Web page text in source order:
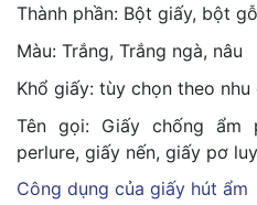
Thành phần: Bột giấy, bột gỗ
Màu: Trắng, Trắng ngà, nâu
Khổ giấy: tùy chọn theo nhu
Tên gọi: Giấy chống ẩm
perlure, giấy nến, giấy pơ
Công dụng của giấy hút ẩm